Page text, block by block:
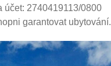
účet: 2740419113/0800
garantovat ubytování.